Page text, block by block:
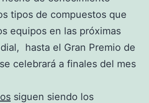
tipos de compuestos que
equipos en las próximas
hasta el Gran Premio de
celebrará a finales del mes
siguen siendo los